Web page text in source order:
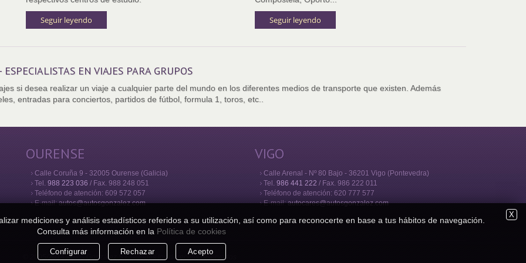
Seguir leyendo Seguir leyendo
EN VIAJES PARA GRUPOS
si desea realizar un viaje a cualquier parte del mundo en los diferentes medios de transporte que existen. Además
entradas para conciertos, partidos de fútbol, formula 1, toros, etc..
OURENSE
Calle Coruña 9 - 32005 Ourense (Galicia)
Tel. 988 223 036 / Fax. 988 248 051
Teléfono de atención: 609 572 057
E-mail:autos@autosgonzalez.com
VIGO
Calle Arenal - Nº 80 Bajo - 36201 Vigo (Pontevedra)
Tel. 986 441 222 / Fax. 986 222 011
Teléfono de atención: 620 777 577
E-mail:autocares@autosgonzalez.com
© 2005/2014 Autos González S.L. - Todos los derechos reservados
X
mediciones y análisis estadísticos referidos a su utilización, así como para reconocerte en base a tus hábitos de navegación.
Consulta más información en la Política de cookies
Configurar Rechazar Acepto